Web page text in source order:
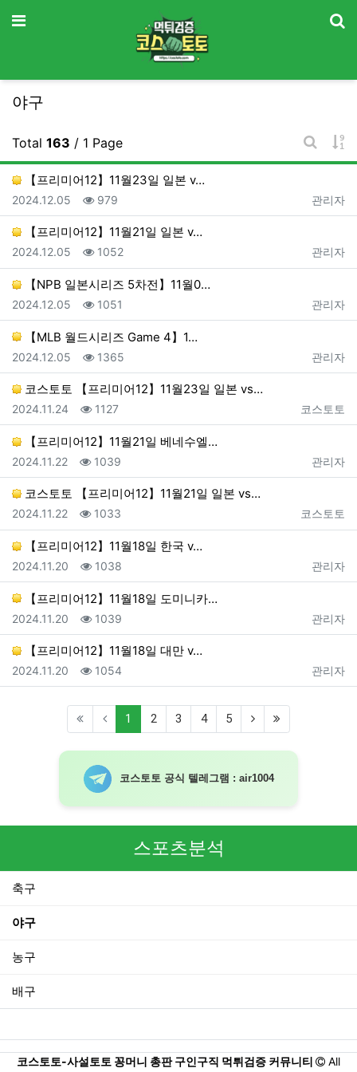
메뉴
야구
Total 163 / 1 Page
게시판
【프리미어12】11월23일 일본 v…
등록자
관리자
등록일
2024.12.05 조회
979
【프리미어12】11월21일 일본 v…
등록자
관리자
등록일
2024.12.05 조회
1052
【NPB 일본시리즈 5차전】11월0…
등록자
관리자
등록일
2024.12.05 조회
1051
【MLB 월드시리즈 Game 4】1…
등록자
관리자
등록일
2024.12.05 조회
1365
코스토토 【프리미어12】11월23일 일본 vs…
등록자
코스토토
등록일
2024.11.24 조회
1127
【프리미어12】11월21일 베네수엘…
등록자
관리자
등록일
2024.11.22 조회
1039
코스토토 【프리미어12】11월21일 일본 vs…
등록자
코스토토
등록일
2024.11.22 조회
1033
【프리미어12】11월18일 한국 v…
등록자
관리자
등록일
2024.11.20 조회
1038
【프리미어12】11월18일 도미니카…
등록자
관리자
등록일
2024.11.20 조회
1039
【프리미어12】11월18일 대만 v…
등록자
관리자
등록일
2024.11.20 조회
1054
1 (current)
2 3 4 5
코스토토 공식 텔레그램 : air1004
스포츠분석
축구
야구
농구
배구
코스토토-사설토토 꽁머니 총판 구인구직 먹튀검증 커뮤니티
All